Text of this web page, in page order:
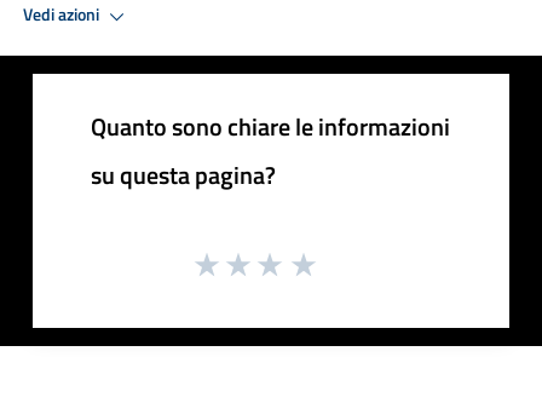
Vedi azioni
Quanto sono chiare le informazioni
su questa pagina?